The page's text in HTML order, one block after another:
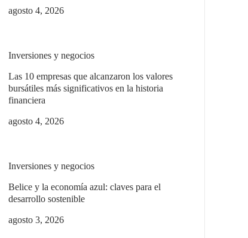
agosto 4, 2026
Inversiones y negocios
Las 10 empresas que alcanzaron los valores
bursátiles más significativos en la historia
financiera
agosto 4, 2026
Inversiones y negocios
Belice y la economía azul: claves para el
desarrollo sostenible
agosto 3, 2026